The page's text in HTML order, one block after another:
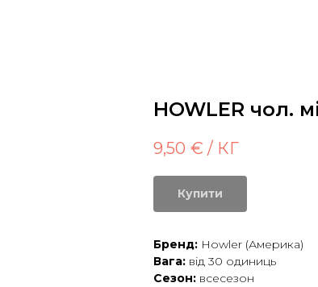
HOWLER чол.
9,50 € / КГ
Купити
Бренд: Howler (Америка)
Вага: від 30 одиниць
Сезон: всесезон